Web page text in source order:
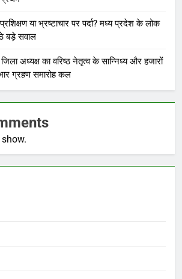
या भ्रष्टाचार पर पर्दा? मध्य प्रदेश के लोक
बड़े सवाल
अध्यक्ष का वरिष्ठ नेतृत्व के सान्निध्य और हजारों
ग्रहण समारोह कल